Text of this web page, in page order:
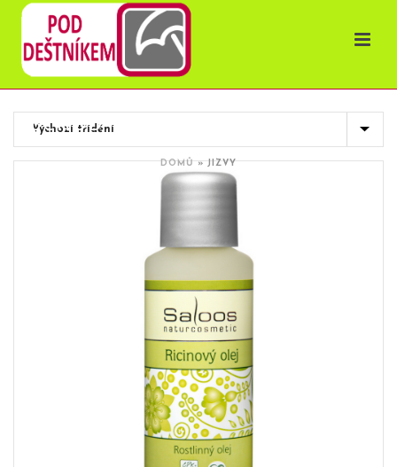
OBCHOD
DOMŮ»JIZVY